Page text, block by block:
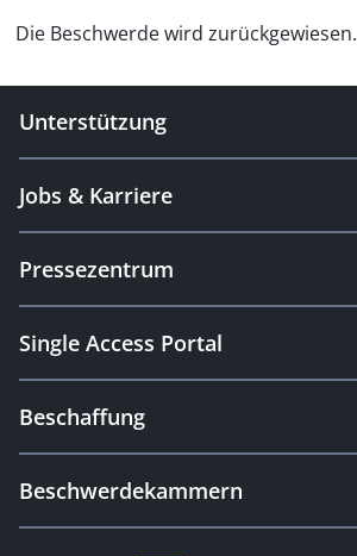
Die Beschwerde wird zurückgewiesen.
Unterstützung
Jobs & Karriere
Pressezentrum
Single Access Portal
Beschaffung
Beschwerdekammern